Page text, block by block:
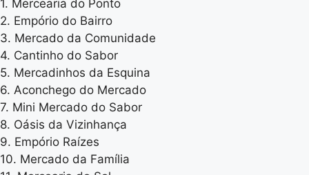
1. Mercearia do Ponto
2. Empório do Bairro
3. Mercado da Comunidade
4. Cantinho do Sabor
5. Mercadinhos da Esquina
6. Aconchego do Mercado
7. Mini Mercado do Sabor
8. Oásis da Vizinhança
9. Empório Raízes
10. Mercado da Família